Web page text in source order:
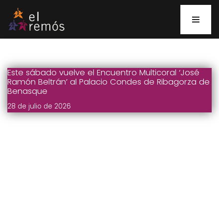
Saltar
al
Este sábado vuelve el Encuentro Multicoral ‘José
Ramón Beltrán’ al Palacio Condes de Ribagorza de
Benasque
28 de julio de 2026